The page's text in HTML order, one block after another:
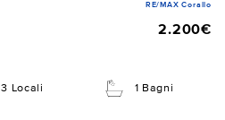
RE/MAX Corallo
2.200€
3 Locali 1 Bagni